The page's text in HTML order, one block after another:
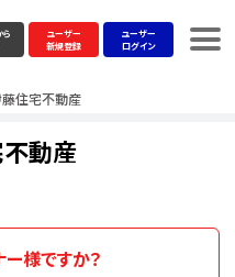
ら
ユーザー
新規登録
ユーザー
ログイン
住宅不動産
動産
様ですか？